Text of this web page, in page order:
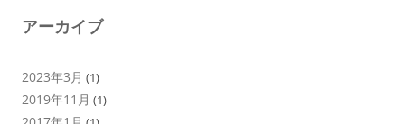
アーカイブ
2023年3月 (1)
2019年11月 (1)